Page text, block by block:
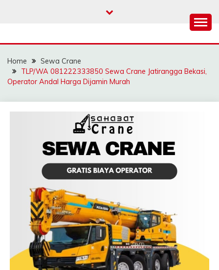
SAHABAT CRANE |
JASA SEWA CRANE |
FORKLIFT | SKYLIFT
Home
Sewa Crane
TLP/WA 081222333850 Sewa Crane Jatirangga Bekasi,
Operator Andal Harga Dijamin Murah